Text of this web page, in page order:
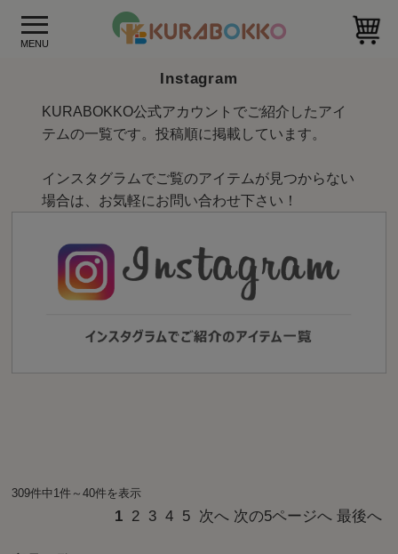
Instagram
KURABOKKO公式アカウントでご紹介したアイ
テムの一覧です。投稿順に掲載しています。
インスタグラムでご覧のアイテムが見つからない
場合は、お気軽にお問い合わせ下さい！
309件中1件～40件を表示
1 2 3 4 5 次へ 次の5ページへ 最後へ